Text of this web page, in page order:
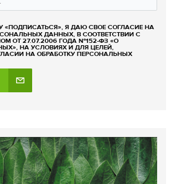
Я ДАЮ СВОЕ СОГЛАСИЕ НА
ДАННЫХ, В СООТВЕТСТВИИ С
ОТ 27.07.2006 ГОДА №152-ФЗ «О
НА УСЛОВИЯХ И ДЛЯ ЦЕЛЕЙ,
НА ОБРАБОТКУ ПЕРСОНАЛЬНЫХ